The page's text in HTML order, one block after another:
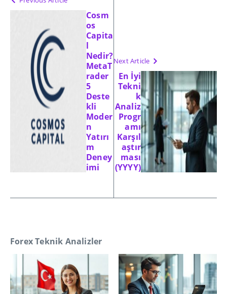
Cosm
os
Capita
l
Nedir?
MetaT
rader
5
Deste
kli
Moder
n
Yatırı
m
Deney
imi
Next Article
En İyi
Tekni
k
Analiz
Progr
amı
Karşıl
aştır
ması
(YYYY)
Forex Teknik Analizler